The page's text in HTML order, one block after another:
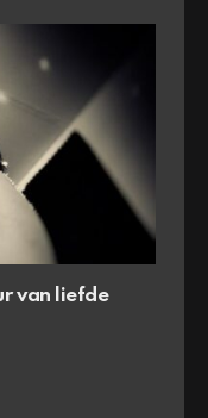
van liefde